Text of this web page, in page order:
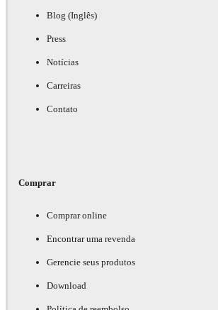
Blog (Inglês)
Press
Notícias
Carreiras
Contato
Comprar
Comprar online
Encontrar uma revenda
Gerencie seus produtos
Download